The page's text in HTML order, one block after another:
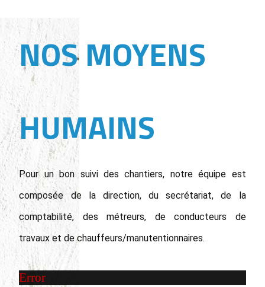
NOS MOYENS
HUMAINS
Pour un bon suivi des chantiers, notre équipe est
composée de la direction, du secrétariat, de la
comptabilité, des métreurs, de conducteurs de
travaux et de chauffeurs/manutentionnaires.
Error